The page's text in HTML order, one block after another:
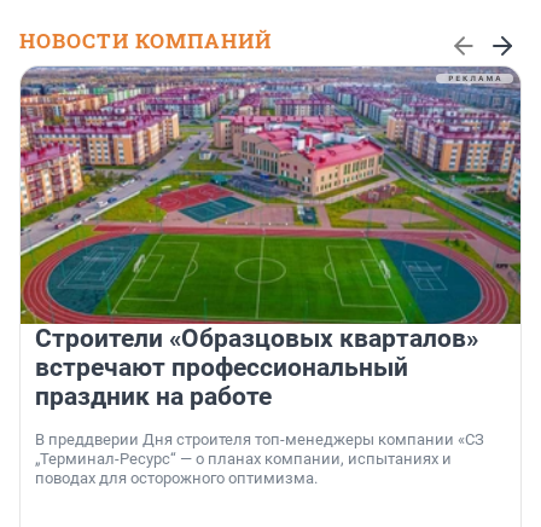
НОВОСТИ КОМПАНИЙ
Строители «Образцовых кварталов»
встречают профессиональный
праздник на работе
В преддверии Дня строителя топ-менеджеры компании «СЗ
„Терминал-Ресурс“ — о планах компании, испытаниях и
поводах для осторожного оптимизма.